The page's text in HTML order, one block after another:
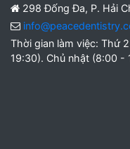
298 Đống Đa, P. Hải
Thời gian làm việc: Thứ
19:30). Chủ nhật (8:00 -